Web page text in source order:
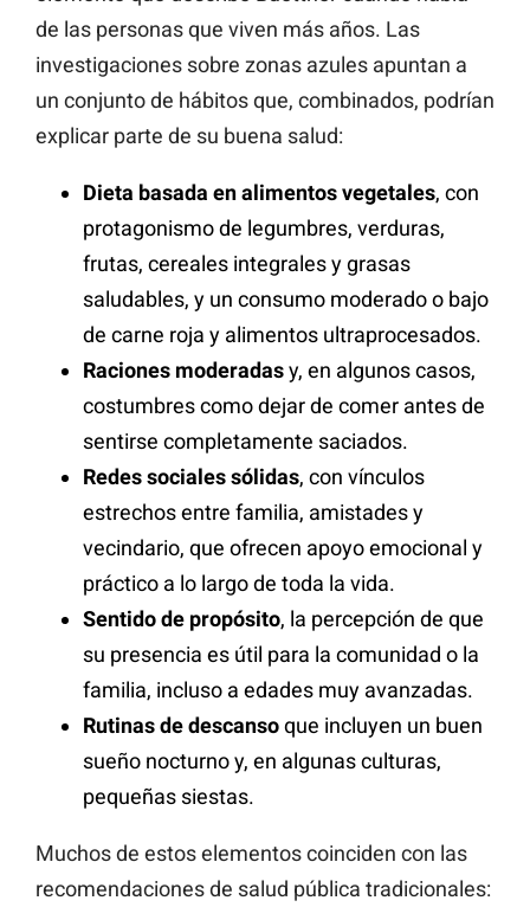
de las personas que viven más años. Las
investigaciones sobre zonas azules apuntan a
un conjunto de hábitos que, combinados, podrían
explicar parte de su buena salud:
Dieta basada en alimentos vegetales, con
protagonismo de legumbres, verduras,
frutas, cereales integrales y grasas
saludables, y un consumo moderado o bajo
de carne roja y alimentos ultraprocesados.
Raciones moderadasy, en algunos casos,
costumbres como dejar de comer antes de
sentirse completamente saciados.
Redes sociales sólidas, con vínculos
estrechos entre familia, amistades y
vecindario, que ofrecen apoyo emocional y
práctico a lo largo de toda la vida.
Sentido de propósito, la percepción de que
su presencia es útil para la comunidad o la
familia, incluso a edades muy avanzadas.
Rutinas de descansoque incluyen un buen
sueño nocturno y, en algunas culturas,
pequeñas siestas.
Muchos de estos elementos coinciden con las
recomendaciones de salud pública tradicionales: